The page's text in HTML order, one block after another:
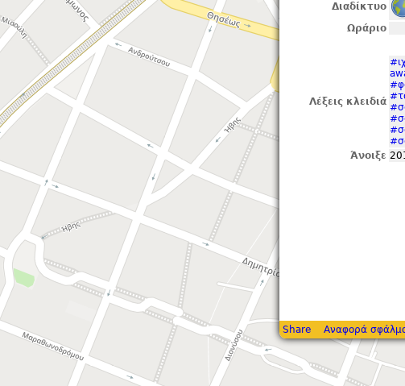
Διαδίκτυο
Ωράριο
Λέξεις κλειδιά
Άνοιξε
Share Αναφορά